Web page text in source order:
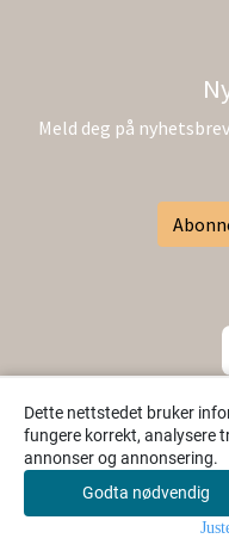
Dette nettstedet bruker
fungere korrekt, analysere
annonser og annonsering.
Godta nødvendig
Meld deg på